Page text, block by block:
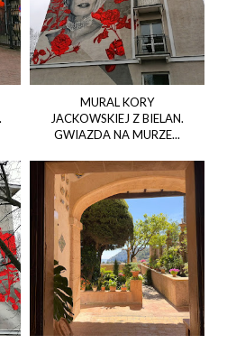
MURAL KORY
JACKOWSKIEJ Z BIELAN.
GWIAZDA NA MURZE...